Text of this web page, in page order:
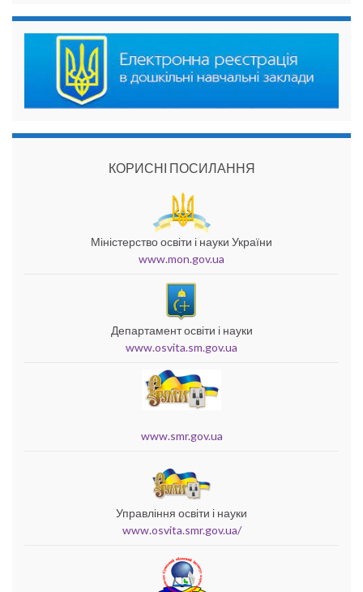
КОРИСНІ ПОСИЛАННЯ
Міністерство освіти і науки України
www.mon.gov.ua
Департамент освіти і науки
www.osvita.sm.gov.ua
www.smr.gov.ua
Управління освіти і науки
www.osvita.smr.gov.ua/